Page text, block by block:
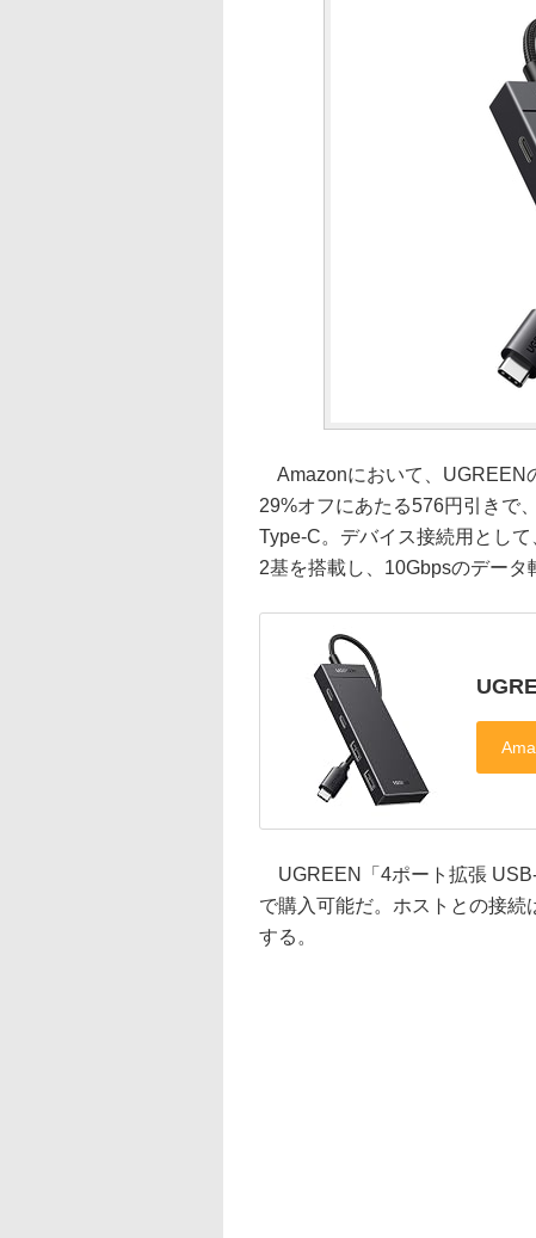
Amazonにおいて、UGREEN
29%オフにあたる576円引きで
Type-C。デバイス接続用とし
2基を搭載し、10Gbpsのデータ
UGREEN「4ポート拡張
で購入可能だ。ホストとの接続
する。